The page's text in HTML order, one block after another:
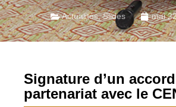
Actualités,Slides mai
Signature d’un
partenariat avec le